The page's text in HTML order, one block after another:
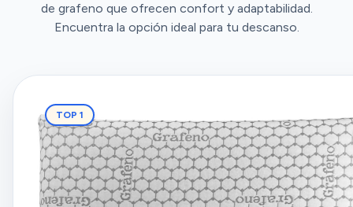
de grafeno que ofrecen confort y adaptabilidad.
Encuentra la opción ideal para tu descanso.
TOP 1